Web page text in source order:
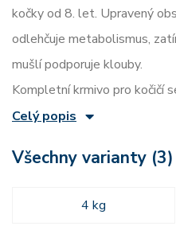
kočky od 8. let. Upravený
odlehčuje metabolismus,
mušlí podporuje klouby.
Kompletní krmivo pro kočičí
Celý popis
Všechny varianty (3)
4 kg